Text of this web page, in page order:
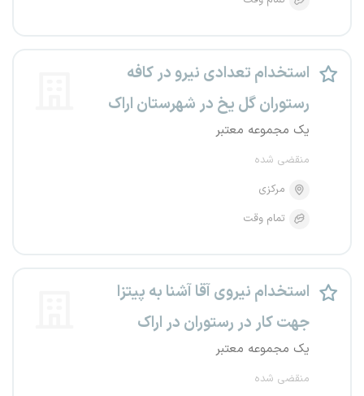
استخدام تعدادی نیرو در کافه
رستوران گل یخ در شهرستان اراک
یک مجموعه معتبر
منقضی شده
مرکزی
تمام وقت
استخدام نیروی آقا آشنا به پیتزا
جهت کار در رستوران در اراک
یک مجموعه معتبر
منقضی شده